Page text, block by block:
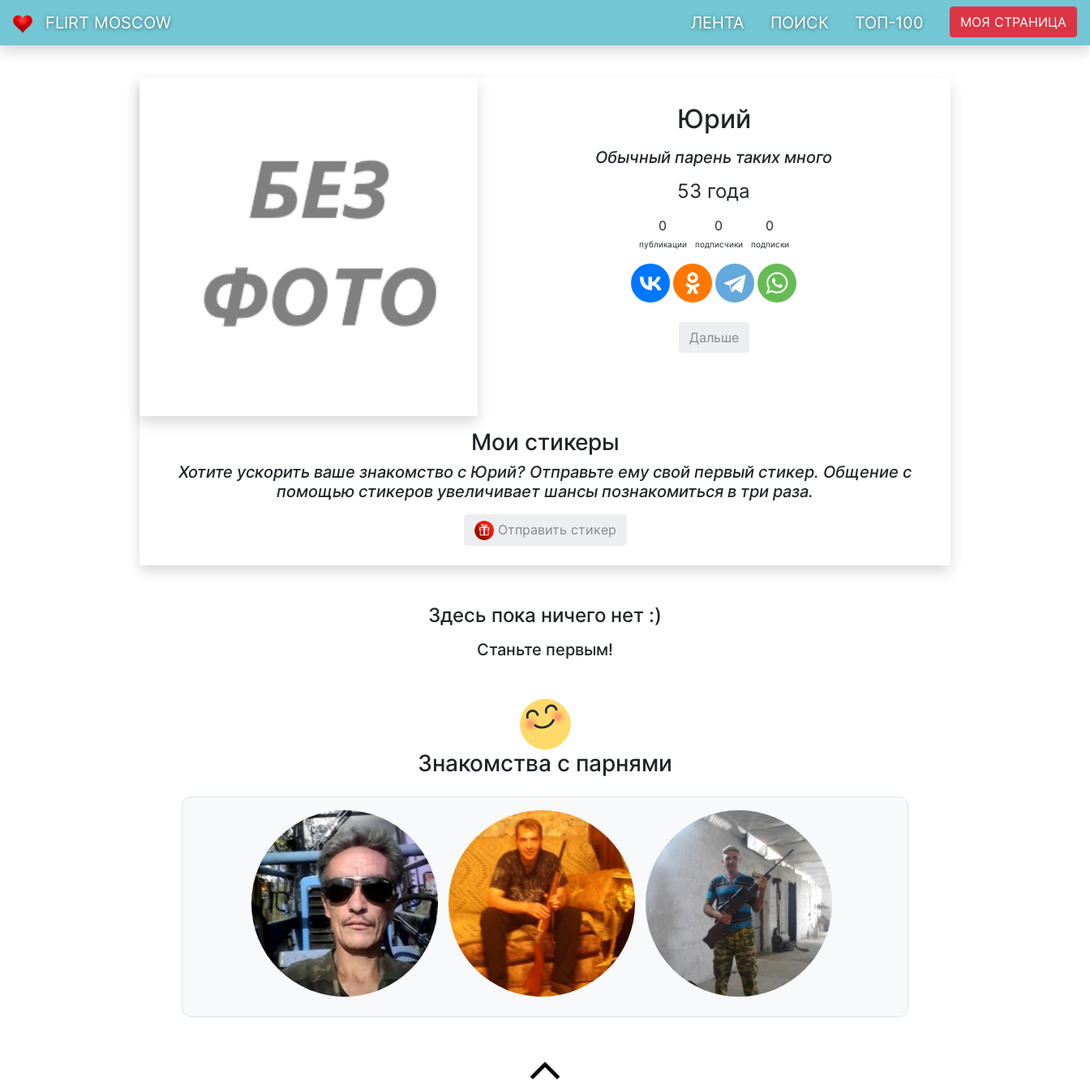
FLIRT MOSCOW ЛЕНТА ПОИСК ТОП-100 МОЯ СТРАНИЦА
Юрий
Обычный парень таких много
53 года
0
публикации
0
подписчики
0
подписки
Дальше
Мои стикеры
Хотите ускорить ваше знакомство с Юрий? Отправьте ему свой первый стикер. Общение с
помощью стикеров увеличивает шансы познакомиться в три раза.
Отправить стикер
Здесь пока ничего нет :)
Станьте первым!
Знакомства с парнями